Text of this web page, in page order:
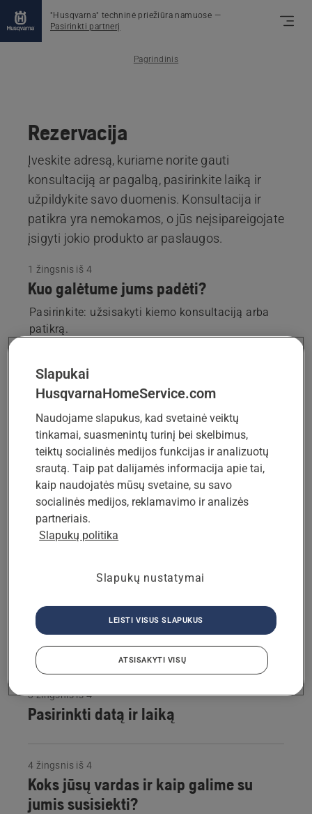
"Husqvarna" techninė priežiūra namuose —
Pasirinkti partnerį
Pagrindinis
Rezervacija
Įveskite adresą, kuriame norite gauti
konsultaciją ar pagalbą, pasirinkite laiką ir
užpildykite savo duomenis. Konsultacija ir
patikra yra nemokamos, o jūs neįsipareigojate
įsigyti jokio produkto ar paslaugos.
1 žingsnis iš 4
Kuo galėtume jums padėti?
Pasirinkite: užsisakyti kiemo konsultaciją arba
patikrą.
Partneris apsilankys jūsų sode ir
vejapjovė bei kokios paslaugos jums
tinka.
Būklės patikra
Partneris apsilankys pas jus ir
patikrins roboto vejapjovės būklę bei
TOLIAU
2 žingsnis iš 4
Jūsų adresas
3 žingsnis iš 4
Pasirinkti datą ir laiką
4 žingsnis iš 4
Koks jūsų vardas ir kaip galime su
jumis susisiekti?
Slapukai
HusqvarnaHomeService.com
Naudojame slapukus, kad svetainė veiktų
tinkamai, suasmenintų turinį bei skelbimus,
teiktų socialinės medijos funkcijas ir analizuotų
srautą. Taip pat dalijamės informacija apie tai,
kaip naudojatės mūsų svetaine, su savo
socialinės medijos, reklamavimo ir analizės
partneriais.
Slapukų politika
Slapukų nustatymai
ATSISAKYTI VISŲ
LEISTI VISUS SLAPUKUS